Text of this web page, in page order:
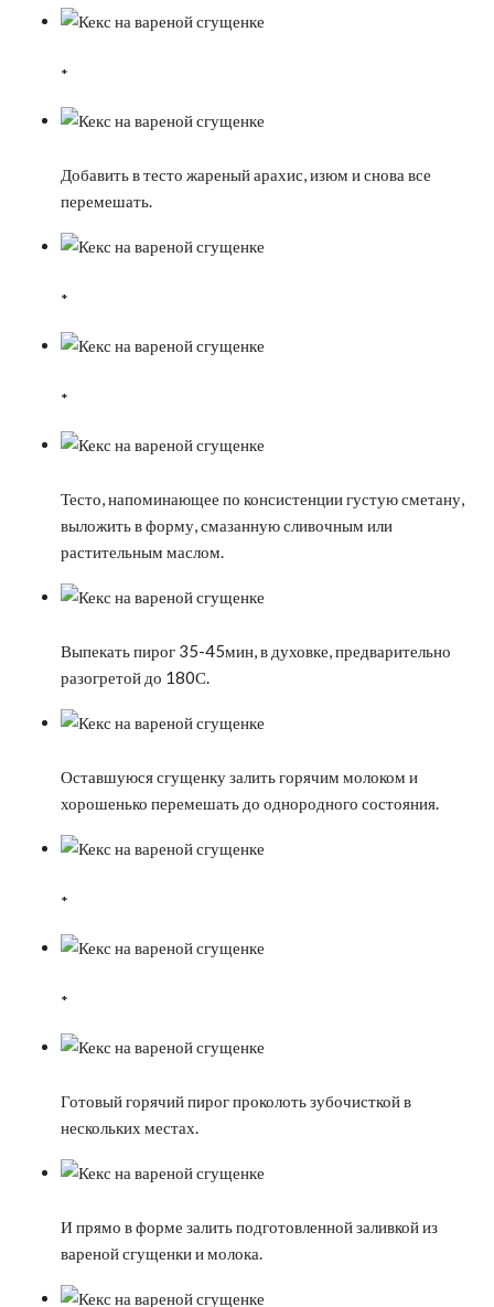
*
Добавить в тесто жареный арахис, изюм и снова все
перемешать.
*
*
Тесто, напоминающее по консистенции густую сметану,
выложить в форму, смазанную сливочным или
растительным маслом.
Выпекать пирог 35-45мин, в духовке, предварительно
разогретой до 180С.
Оставшуюся сгущенку залить горячим молоком и
хорошенько перемешать до однородного состояния.
*
*
Готовый горячий пирог проколоть зубочисткой в
нескольких местах.
И прямо в форме залить подготовленной заливкой из
вареной сгущенки и молока.